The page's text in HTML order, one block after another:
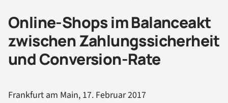
Online-Shops im Balanceakt
zwischen Zahlungssicherheit
und Conversion-Rate
Frankfurt am Main, 17. Februar 2017